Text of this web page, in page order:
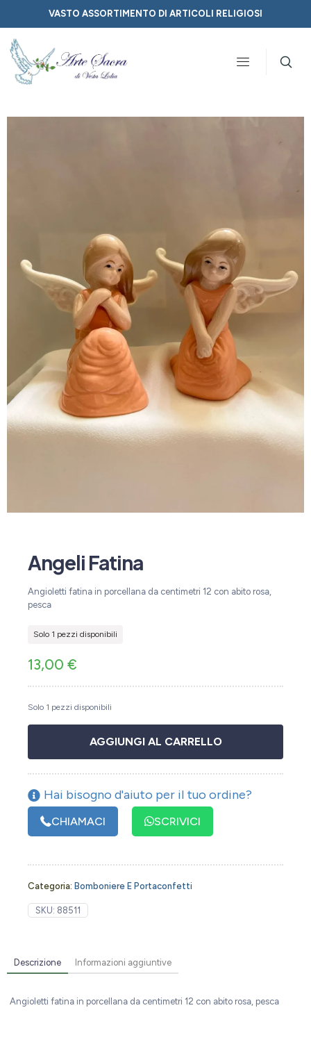
VASTO ASSORTIMENTO DI ARTICOLI RELIGIOSI
Angeli Fatina
Angioletti fatina in porcellana da centimetri 12 con abito rosa,
pesca
Solo 1 pezzi disponibili
13,00 €
Solo 1 pezzi disponibili
AGGIUNGI AL CARRELLO
Hai bisogno d'aiuto per il tuo ordine?
CHIAMACI SCRIVICI
Categoria: Bomboniere E Portaconfetti
SKU: 88511
Descrizione Informazioni aggiuntive
Angioletti fatina in porcellana da centimetri 12 con abito rosa, pesca